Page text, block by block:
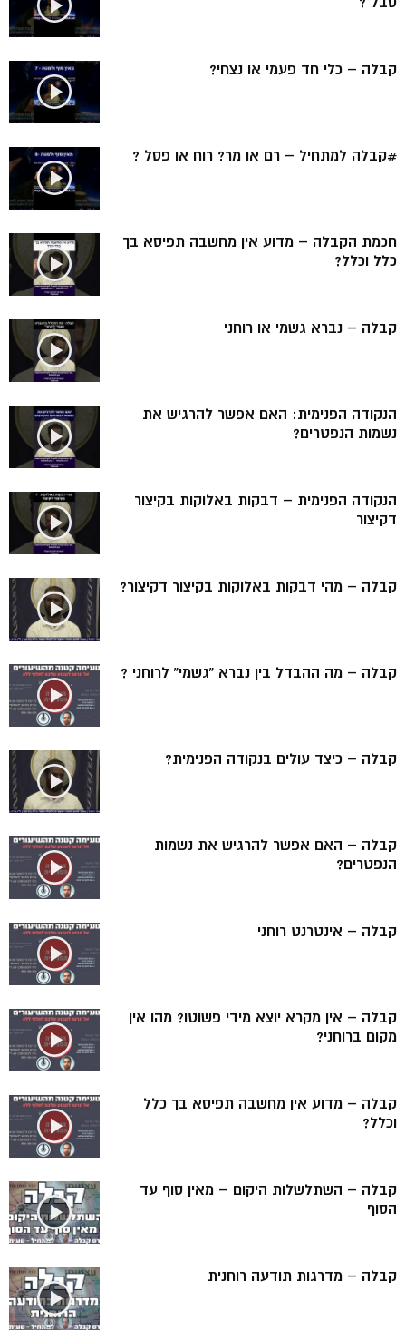
קבלה – כלי חד פעמי או נצחי?
#קבלה למתחיל – רם או מר? רוח או פסל ?
חכמת הקבלה – מדוע אין מחשבה תפיסא בך
כלל וכלל?
קבלה – נברא גשמי או רוחני
הנקודה הפנימית: האם אפשר להרגיש את
נשמות הנפטרים?
הנקודה הפנימית – דבקות באלוקות בקיצור
דקיצור
קבלה – מהי דבקות באלוקות בקיצור דקיצור?
קבלה – מה ההבדל בין נברא “גשמי” לרוחני ?
קבלה – כיצד עולים בנקודה הפנימית?
קבלה – האם אפשר להרגיש את נשמות
הנפטרים?
קבלה – אינטרנט רוחני
קבלה – אין מקרא יוצא מידי פשוטו? מהו אין
מקום ברוחני?
קבלה – מדוע אין מחשבה תפיסא בך כלל
וכלל?
קבלה – השתלשלות היקום – מאין סוף עד
הסוף
קבלה – מדרגות תודעה רוחנית